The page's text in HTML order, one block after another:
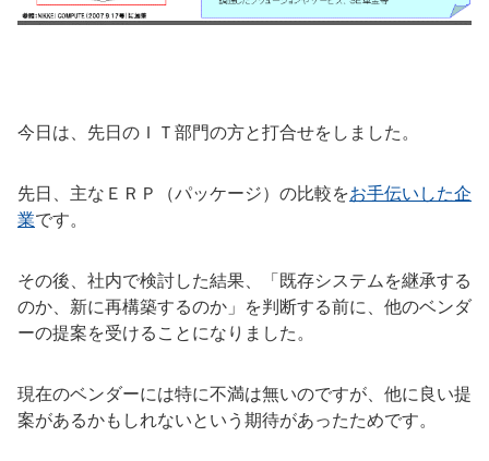
今日は、先日のＩＴ部門の方と打合せをしました。
先日、主なＥＲＰ（パッケージ）の比較をお手伝いした企
業です。
その後、社内で検討した結果、「既存システムを継承する
のか、新に再構築するのか」を判断する前に、他のベンダ
ーの提案を受けることになりました。
現在のベンダーには特に不満は無いのですが、他に良い提
案があるかもしれないという期待があったためです。